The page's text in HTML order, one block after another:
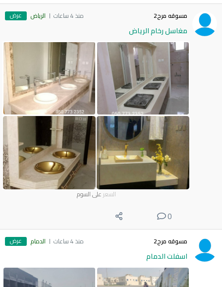
مسوقه مرح2 منذ 4 ساعات الرياض عرض
مغاسل رخام الرياض
السعر على السوم
0
مسوقه مرح2 منذ 4 ساعات الدمام عرض
اسفلت الدمام